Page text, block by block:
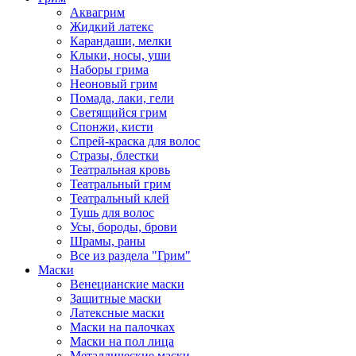
Аквагрим
Жидкий латекс
Карандаши, мелки
Клыки, носы, уши
Наборы грима
Неоновый грим
Помада, лаки, гели
Светящийся грим
Спонжи, кисти
Спрей-краска для волос
Стразы, блестки
Театральная кровь
Театральный грим
Театральный клей
Тушь для волос
Усы, бороды, брови
Шрамы, раны
Все из раздела "Грим"
Маски
Венецианские маски
Защитные маски
Латексные маски
Маски на палочках
Маски на пол лица